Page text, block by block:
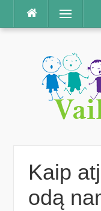
Praleisti
Meniu
Kaip
odą